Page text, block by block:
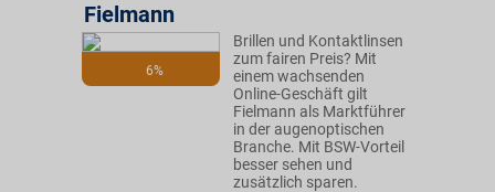
6%
Fielmann
Brillen und Kontaktlinsen
zum fairen Preis? Mit
einem wachsenden
Online-Geschäft gilt
Fielmann als Marktführer
in der augenoptischen
Branche. Mit BSW-Vorteil
besser sehen und
zusätzlich sparen.